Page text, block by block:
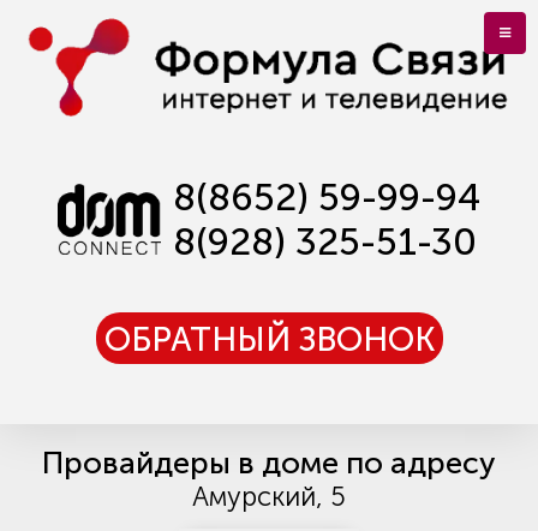
8(8652) 59-99-94
8(928) 325-51-30
ОБРАТНЫЙ ЗВОНОК
Провайдеры в доме по адресу
Амурский, 5